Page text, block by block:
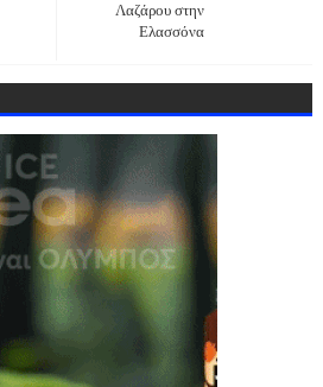
Λαζάρου στην
Ελασσόνα